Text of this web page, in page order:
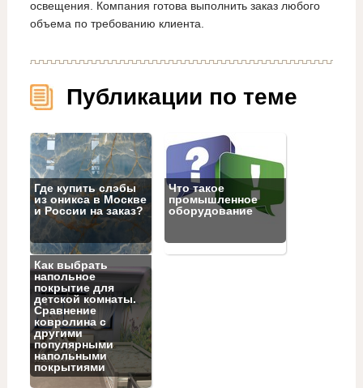
освещения. Компания готова выполнить заказ любого
объема по требованию клиента.
Публикации по теме
Где купить слэбы
из оникса в Москве
и России на заказ?
Что такое
промышленное
оборудование
Как выбрать
напольное
покрытие для
детской комнаты.
Сравнение
ковролина с
другими
популярными
напольными
покрытиями